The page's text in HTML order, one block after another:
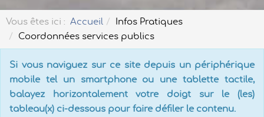
Vous êtes ici : Accueil
Infos Pratiques
Coordonnées services publics
Si vous naviguez sur ce site depuis un périphérique
mobile tel un smartphone ou une tablette tactile,
balayez horizontalement votre doigt sur le (les)
tableau(x) ci-dessous pour faire défiler le contenu.